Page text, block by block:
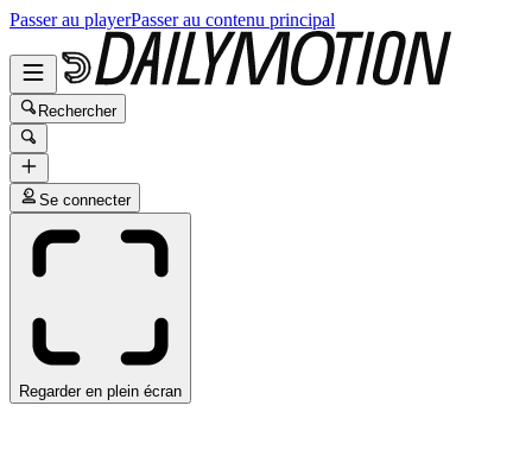
Passer au playerPasser au contenu principal
Rechercher
Se connecter
Regarder en plein écran